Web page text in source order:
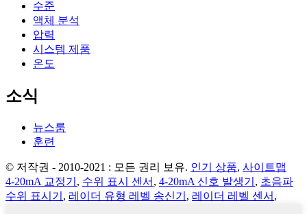
수준
액체 분석
압력
시스템 제품
온도
소식
뉴스룸
훈련
© 저작권 - 2010-2021 : 모든 권리 보유. 인기 상품, 사이트맵
4-20mA 교정기 , 수위 표시 센서 , 4-20mA 신호 발생기 , 초음파
수위 표시기 , 레이더 유형 레벨 송신기 , 레이더 레벨 센서 ,